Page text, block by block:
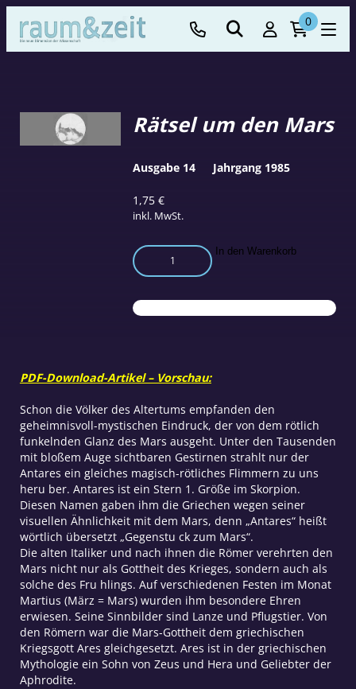
0
Rätsel um den Mars
1,75€
inkl. MwSt.
Rätsel
um
Mars
Menge
In den Warenkorb
Ausgabe 14 Jahrgang 1985
PDF-Download-Artikel – Vorschau:
Schon die Völker des Altertums empfanden den
geheimnisvoll-mystischen Eindruck, der von dem rötlich
funkelnden Glanz des Mars ausgeht. Unter den Tausenden
mit bloßem Auge sichtbaren Gestirnen strahlt nur der
Antares ein gleiches magisch-rötliches Flimmern zu uns
heru ber. Antares ist ein Stern 1. Größe im Skorpion.
Diesen Namen gaben ihm die Griechen wegen seiner
visuellen Ähnlichkeit mit dem Mars, denn „Antares“ heißt
wörtlich übersetzt „Gegenstu ck zum Mars“.
Die alten Italiker und nach ihnen die Römer verehrten den
Mars nicht nur als Gottheit des Krieges, sondern auch als
solche des Fru hlings. Auf verschiedenen Festen im Monat
Martius (März = Mars) wurden ihm besondere Ehren
erwiesen. Seine Sinnbilder sind Lanze und Pflugstier. Von
den Römern war die Mars-Gottheit dem griechischen
Kriegsgott Ares gleichgesetzt. Ares ist in der griechischen
Mythologie ein Sohn von Zeus und Hera und Geliebter der
Aphrodite.